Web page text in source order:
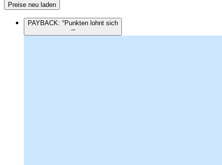
Preise neu laden
PAYBACK: °Punkten lohnt sich